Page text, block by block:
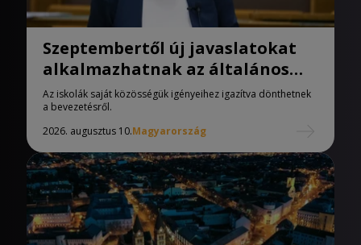
Szeptembertől új javaslatokat
alkalmazhatnak az általános
iskolák
Az iskolák saját közösségük igényeihez igazítva dönthetnek
a bevezetésről.
2026. augusztus 10.Magyarország